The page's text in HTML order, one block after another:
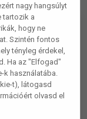
nagy hangsúlyt
tartozik a
hogy ne
Szintén fontos
tényleg érdekel,
Ha az "Elfogad"
k használatába.
t), látogasd
olvasd el